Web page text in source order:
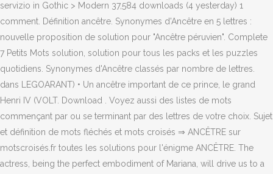
servizio in Gothic > Modern 37,584 downloads (4 yesterday) 1
comment. Définition ancêtre. Synonymes d'Ancêtre en 5 lettres :
nouvelle proposition de solution pour "Ancêtre péruvien". Complete
7 Petits Mots solution, solution pour tous les packs et les puzzles
quotidiens. Synonymes d'Ancêtre classés par nombre de lettres.
dans LEGOARANT) • Un ancêtre important de ce prince, le grand
Henri IV (VOLT. Download . Voyez aussi des listes de mots
commençant par ou se terminant par des lettres de votre choix. Sujet
et définition de mots fléchés et mots croisés ⇒ ANCÊTRE sur
motscroisés.fr toutes les solutions pour l'énigme ANCÊTRE. The
actress, being the perfect embodiment of Mariana, will drive us to a